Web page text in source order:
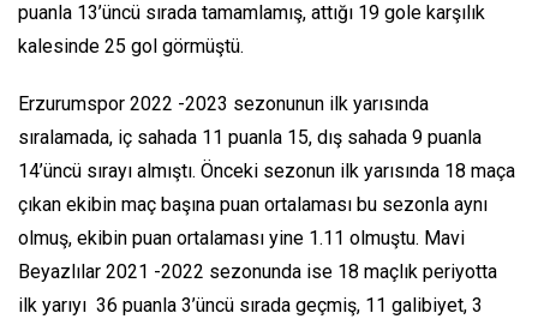
puanla 13’üncü sırada tamamlamış, attığı 19 gole karşılık
kalesinde 25 gol görmüştü.
Erzurumspor 2022 -2023 sezonunun ilk yarısında
sıralamada, iç sahada 11 puanla 15, dış sahada 9 puanla
14’üncü sırayı almıştı. Önceki sezonun ilk yarısında 18 maça
çıkan ekibin maç başına puan ortalaması bu sezonla aynı
olmuş, ekibin puan ortalaması yine 1.11 olmuştu. Mavi
Beyazlılar 2021 -2022 sezonunda ise 18 maçlık periyotta
ilk yarıyı 36 puanla 3’üncü sırada geçmiş, 11 galibiyet, 3